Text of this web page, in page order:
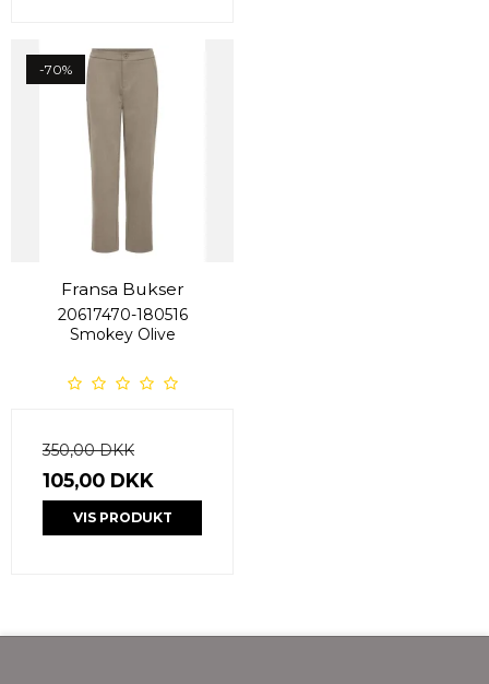
-70%
Fransa Bukser
20617470-180516
Smokey Olive
350,00 DKK
105,00 DKK
VIS PRODUKT